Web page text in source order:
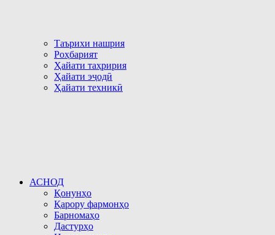
Таърихи нашрия
Роҳбарият
Ҳайати таҳририя
Ҳайати эҷодӣ
Ҳайати техникӣ
АСНОД
Қонунҳо
Қарору фармонҳо
Барномаҳо
Дастурҳо